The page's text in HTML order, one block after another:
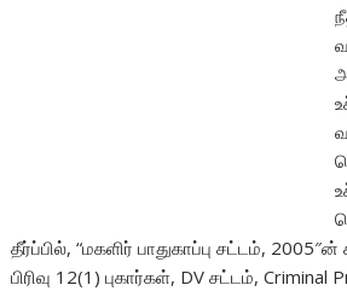
தீர்ப்பில், “மகளிர் பாதுகாப்பு சட்டம், 2005″ன்
பிரிவு 12(1) புகார்கள், DV சட்டம், Criminal